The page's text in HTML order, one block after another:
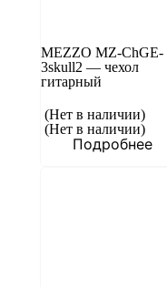
MEZZO MZ-ChGE-
3skull2 — чехол
гитарный
(Нет в наличии)
(Нет в наличии)
Подробнее